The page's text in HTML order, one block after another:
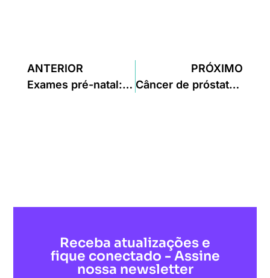
ANTERIOR
Exames pré-natal: saiba quais você precisa fazer!
PRÓXIMO
Câncer de próstata: exames, fatores de risco e prevenção
Receba atualizações e
fique conectado - Assine
nossa newsletter